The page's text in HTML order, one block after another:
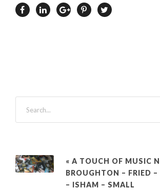
« A TOUCH OF MUSIC
BROUGHTON – FRIED
– ISHAM – SMALL